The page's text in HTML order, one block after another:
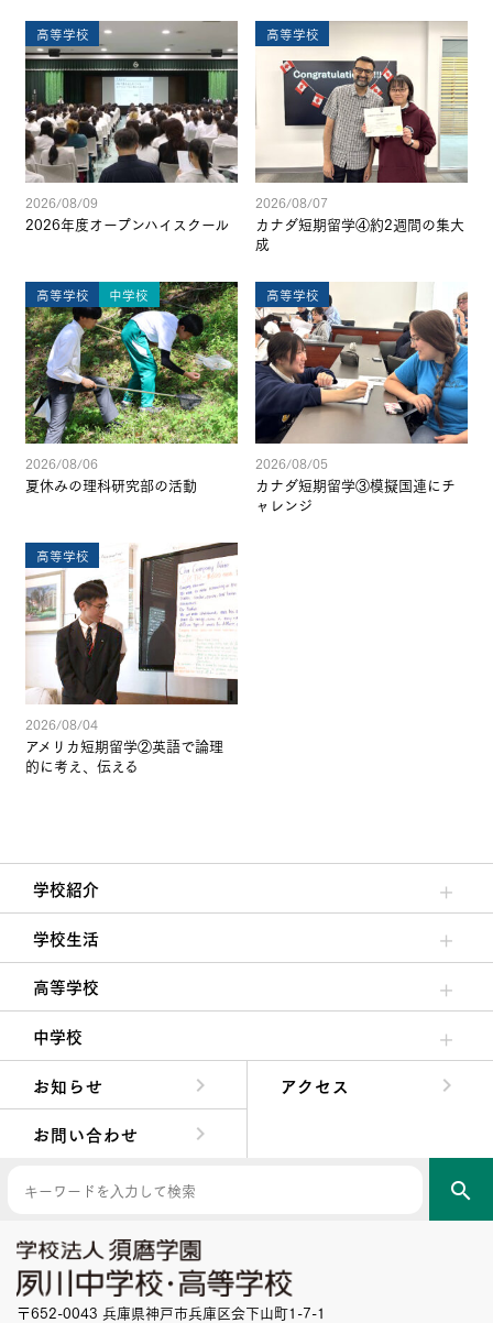
高等学校
2026/08/09
2026年度オープンハイスクール
高等学校
2026/08/07
カナダ短期留学④約2週間の集大
成
高等学校 中学校
2026/08/06
夏休みの理科研究部の活動
高等学校
2026/08/05
カナダ短期留学③模擬国連にチ
ャレンジ
高等学校
2026/08/04
アメリカ短期留学②英語で論理
的に考え、伝える
学校紹介
理事長/学園長メッセージ
安心して任せられる学校
沿革
施設・設備
大学合格実績
学校生活
クラブ活動・生徒会活動
夙川ブログ
制服紹介
夙川カレンダー
高等学校
高校校長からの挨拶
高校の教育方針／特色
特進コース／進学コース
年間行事
先輩たちの声・生徒たちの声
中学校
中学校長からの挨拶
中学校の教育方針／特色
Aコース／Bコース
年間行事
先輩たちの声・生徒たちの声
お知らせ
アクセス
お問い合わせ
search
〒652-0043 兵庫県神戸市兵庫区会下山町1-7-1